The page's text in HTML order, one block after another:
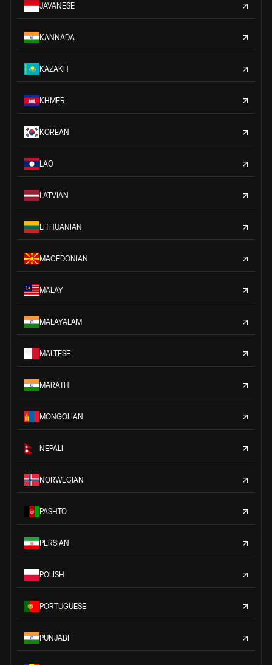
JAVANESE
KANNADA
KAZAKH
KHMER
KOREAN
LAO
LATVIAN
LITHUANIAN
MACEDONIAN
MALAY
MALAYALAM
MALTESE
MARATHI
MONGOLIAN
NEPALI
NORWEGIAN
PASHTO
PERSIAN
POLISH
PORTUGUESE
PUNJABI